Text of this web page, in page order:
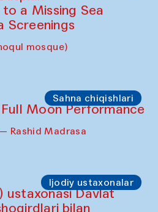
va Pavel
Screenings
mosque)